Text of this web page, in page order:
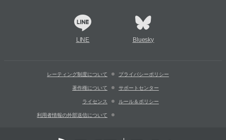
LINE Bluesky
レーティング制度について プライバシーポリシー
著作権について サポートセンター
ライセンス ルール＆ポリシー
利用者情報の外部送信について